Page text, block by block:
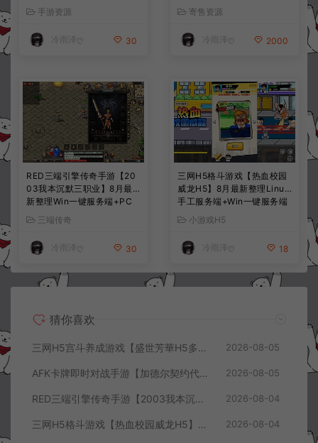
手工服务端+CDK授权后台
+全资源安卓+详细搭建教程
+视频教程
手游资源
冷雨泽ღ 30
服务端+前后端全套源码+CD
K授权后台+安卓苹果双端
+详细搭建教程+视频教程
寄售资源
冷雨泽ღ 2000
RED三端引擎传奇手游【20
03我本沉默三职业】8月最
新整理Win一键服务端+PC
安卓+详细搭建教程
三端传奇
冷雨泽ღ 30
三网H5格斗游戏【热血校园
威龙H5】8月最新整理Linux
手工服务端+Win一键服务端
+解压即玩+简易安卓客户端
+详细搭建教程
小游戏H5
冷雨泽ღ 18
猜你喜欢
三网H5宫斗养成游戏【盛世芳華H5多区跨服代金券内购优化版】8月最新整理Linux手工服务端+CDK授权后台+全资源安卓+详细搭建教程+视频教程 2026-08-05
AFK卡牌即时对战手游【加德尔契约代金券内购修复版】8月最新整理Linux手工服务端+前后端全套源码+CDK授权后台+安卓苹果双端+详细搭建教程+视频教程 2026-08-05
RED三端引擎传奇手游【2003我本沉默三职业】8月最新整理Win一键服务端+PC安卓+详细搭建教程 2026-08-04
三网H5格斗游戏【热血校园威龙H5】8月最新整理Linux手工服务端+Win一键服务端+解压即玩+简易安卓客户端+详细搭建教程 2026-08-04